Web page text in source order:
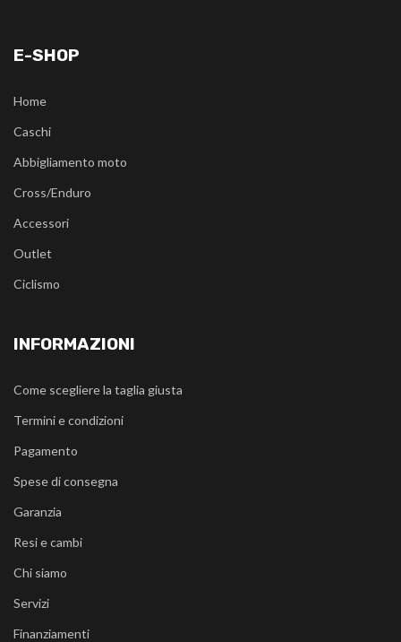
E-SHOP
Home
Caschi
Abbigliamento moto
Cross/Enduro
Accessori
Outlet
Ciclismo
INFORMAZIONI
Come scegliere la taglia giusta
Termini e condizioni
Pagamento
Spese di consegna
Garanzia
Resi e cambi
Chi siamo
Servizi
Finanziamenti